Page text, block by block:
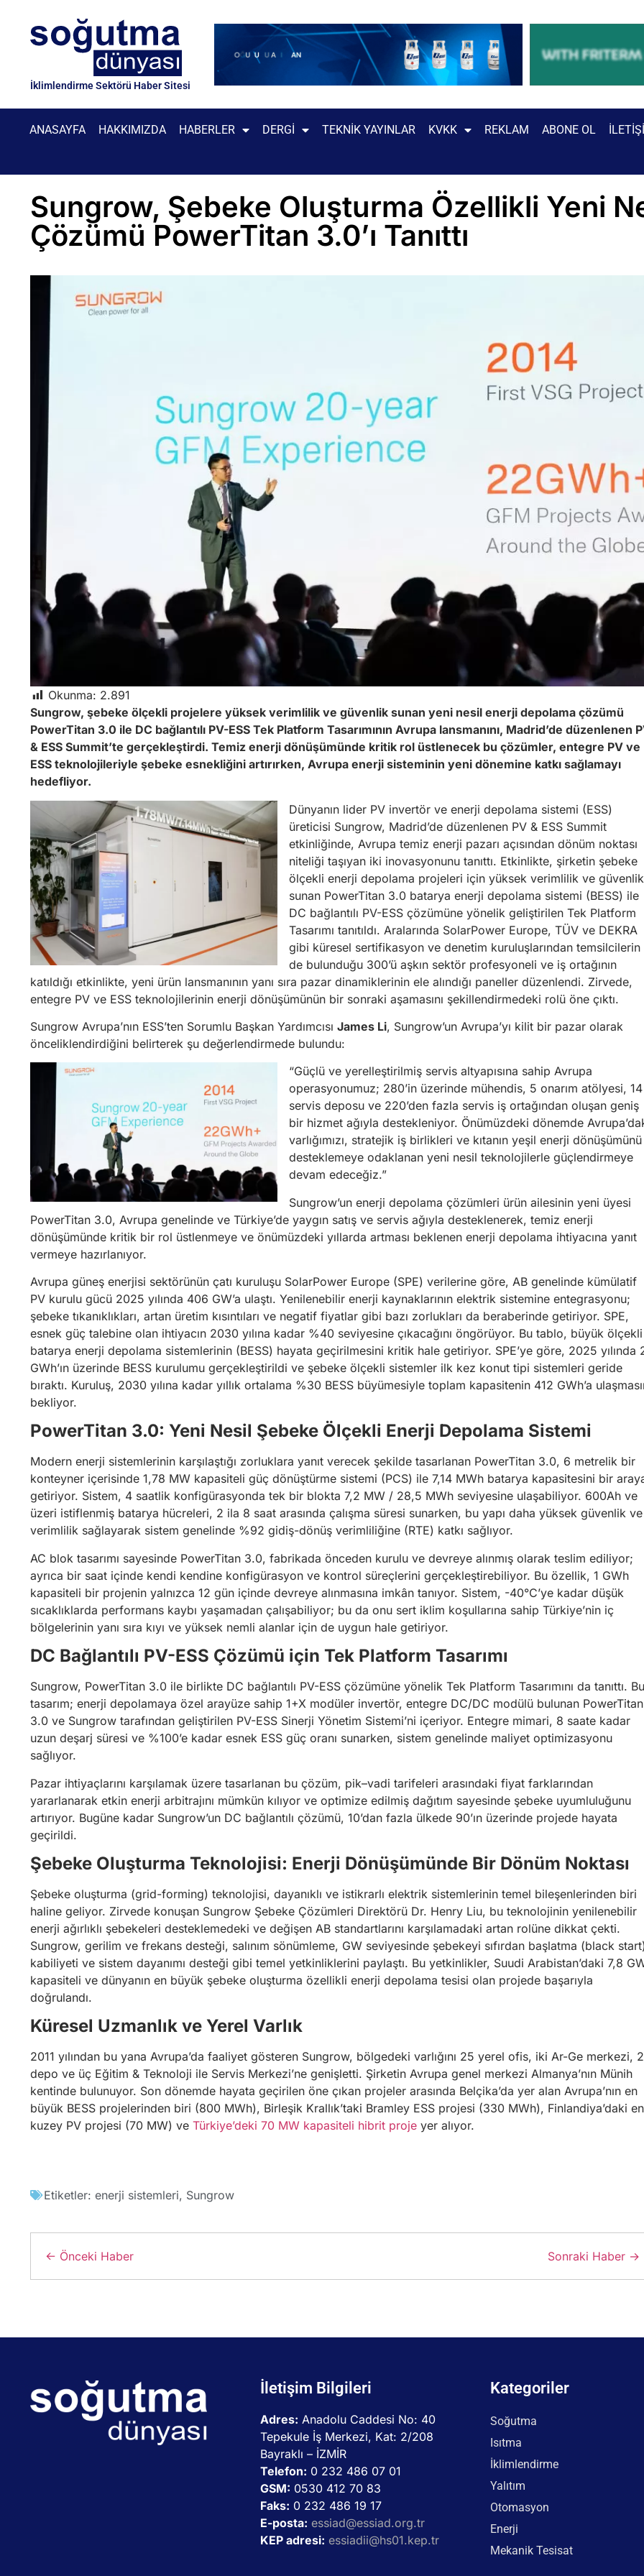
İklimlendirme Sektörü Haber Sitesi
ANASAYFA HAKKIMIZDA HABERLER DERGI TEKNIK YAYINLAR KVKK REKLAM ABONE OL
Sungrow, Şebeke Oluşturma Özellikli Yeni
Çözümü PowerTitan 3.0’ı Tanıttı
Okunma: 2.891
Sungrow, şebeke ölçekli projelere yüksek verimlilik ve güvenlik sunan yeni nesil enerji depolama çözümü
PowerTitan 3.0 ile DC bağlantılı PV-ESS Tek Platform Tasarımının Avrupa lansmanını, Madrid’de düzenlenen
& ESS Summit’te gerçekleştirdi. Temiz enerji dönüşümünde kritik rol üstlenecek bu çözümler, entegre PV ve
ESS teknolojileriyle şebeke esnekliğini artırırken, Avrupa enerji sisteminin yeni dönemine katkı sağlamayı
hedefliyor.
Dünyanın lider PV invertör ve enerji depolama sistemi (ESS)
üreticisi Sungrow, Madrid’de düzenlenen PV & ESS Summit
etkinliğinde, Avrupa temiz enerji pazarı açısından dönüm noktası
niteliği taşıyan iki inovasyonunu tanıttı. Etkinlikte, şirketin şebeke
ölçekli enerji depolama projeleri için yüksek verimlilik ve güvenlik
sunan PowerTitan 3.0 batarya enerji depolama sistemi (BESS) ile
DC bağlantılı PV-ESS çözümüne yönelik geliştirilen Tek Platform
Tasarımı tanıtıldı. Aralarında SolarPower Europe, TÜV ve DEKRA
gibi küresel sertifikasyon ve denetim kuruluşlarından temsilcilerin
de bulunduğu 300’ü aşkın sektör profesyoneli ve iş ortağının
katıldığı etkinlikte, yeni ürün lansmanının yanı sıra pazar dinamiklerinin ele alındığı paneller düzenlendi. Zirvede,
entegre PV ve ESS teknolojilerinin enerji dönüşümünün bir sonraki aşamasını şekillendirmedeki rolü öne çıktı.
Sungrow Avrupa’nın ESS’ten Sorumlu Başkan Yardımcısı James Li, Sungrow’un Avrupa’yı kilit bir pazar olarak
önceliklendirdiğini belirterek şu değerlendirmede bulundu:
“Güçlü ve yerelleştirilmiş servis altyapısına sahip Avrupa
operasyonumuz; 280’in üzerinde mühendis, 5 onarım atölyesi, 14
servis deposu ve 220’den fazla servis iş ortağından oluşan geniş
bir hizmet ağıyla destekleniyor. Önümüzdeki dönemde
varlığımızı, stratejik iş birlikleri ve kıtanın yeşil enerji dönüşümünü
desteklemeye odaklanan yeni nesil teknolojilerle güçlendirmeye
devam edeceğiz.”
Sungrow’un enerji depolama çözümleri ürün ailesinin yeni üyesi
PowerTitan 3.0, Avrupa genelinde ve Türkiye’de yaygın satış ve servis ağıyla desteklenerek, temiz enerji
dönüşümünde kritik bir rol üstlenmeye ve önümüzdeki yıllarda artması beklenen enerji depolama ihtiyacına yanıt
vermeye hazırlanıyor.
Avrupa güneş enerjisi sektörünün çatı kuruluşu SolarPower Europe (SPE) verilerine göre, AB genelinde kümülatif
PV kurulu gücü 2025 yılında 406 GW’a ulaştı. Yenilenebilir enerji kaynaklarının elektrik sistemine entegrasyonu;
şebeke tıkanıklıkları, artan üretim kısıntıları ve negatif fiyatlar gibi bazı zorlukları da beraberinde getiriyor. SPE,
esnek güç talebine olan ihtiyacın 2030 yılına kadar %40 seviyesine çıkacağını öngörüyor. Bu tablo, büyük ölçekli
batarya enerji depolama sistemlerinin (BESS) hayata geçirilmesini kritik hale getiriyor. SPE’ye göre, 2025 yılında
GWh’ın üzerinde BESS kurulumu gerçekleştirildi ve şebeke ölçekli sistemler ilk kez konut tipi sistemleri geride
bıraktı. Kuruluş, 2030 yılına kadar yıllık ortalama %30 BESS büyümesiyle toplam kapasitenin 412 GWh’a
bekliyor.
PowerTitan 3.0: Yeni Nesil Şebeke Ölçekli Enerji Depolama Sistemi
Modern enerji sistemlerinin karşılaştığı zorluklara yanıt verecek şekilde tasarlanan PowerTitan 3.0, 6 metrelik bir
konteyner içerisinde 1,78 MW kapasiteli güç dönüştürme sistemi (PCS) ile 7,14 MWh batarya kapasitesini bir
getiriyor. Sistem, 4 saatlik konfigürasyonda tek bir blokta 7,2 MW / 28,5 MWh seviyesine ulaşabiliyor. 600Ah ve
üzeri istiflenmiş batarya hücreleri, 2 ila 8 saat arasında çalışma süresi sunarken, bu yapı daha yüksek güvenlik ve
verimlilik sağlayarak sistem genelinde %92 gidiş-dönüş verimliliğine (RTE) katkı sağlıyor.
AC blok tasarımı sayesinde PowerTitan 3.0, fabrikada önceden kurulu ve devreye alınmış olarak teslim ediliyor;
ayrıca bir saat içinde kendi kendine konfigürasyon ve kontrol süreçlerini gerçekleştirebiliyor. Bu özellik, 1 GWh
kapasiteli bir projenin yalnızca 12 gün içinde devreye alınmasına imkân tanıyor. Sistem, -40°C’ye kadar düşük
sıcaklıklarda performans kaybı yaşamadan çalışabiliyor; bu da onu sert iklim koşullarına sahip Türkiye’nin iç
bölgelerinin yanı sıra kıyı ve yüksek nemli alanlar için de uygun hale getiriyor.
DC Bağlantılı PV-ESS Çözümü için Tek Platform Tasarımı
Sungrow, PowerTitan 3.0 ile birlikte DC bağlantılı PV-ESS çözümüne yönelik Tek Platform Tasarımını da tanıttı. Bu
tasarım; enerji depolamaya özel arayüze sahip 1+X modüler invertör, entegre DC/DC modülü bulunan PowerTitan
3.0 ve Sungrow tarafından geliştirilen PV-ESS Sinerji Yönetim Sistemi’ni içeriyor. Entegre mimari, 8 saate kadar
uzun deşarj süresi ve %100’e kadar esnek ESS güç oranı sunarken, sistem genelinde maliyet optimizasyonu
sağlıyor.
Pazar ihtiyaçlarını karşılamak üzere tasarlanan bu çözüm, pik–vadi tarifeleri arasındaki fiyat farklarından
yararlanarak etkin enerji arbitrajını mümkün kılıyor ve optimize edilmiş dağıtım sayesinde şebeke uyumluluğunu
artırıyor. Bugüne kadar Sungrow’un DC bağlantılı çözümü, 10’dan fazla ülkede 90’ın üzerinde projede hayata
geçirildi.
Şebeke Oluşturma Teknolojisi: Enerji Dönüşümünde Bir Dönüm Noktası
Şebeke oluşturma (grid-forming) teknolojisi, dayanıklı ve istikrarlı elektrik sistemlerinin temel bileşenlerinden biri
haline geliyor. Zirvede konuşan Sungrow Şebeke Çözümleri Direktörü Dr. Henry Liu, bu teknolojinin yenilenebilir
enerji ağırlıklı şebekeleri desteklemedeki ve değişen AB standartlarını karşılamadaki artan rolüne dikkat çekti.
Sungrow, gerilim ve frekans desteği, salınım sönümleme, GW seviyesinde şebekeyi sıfırdan başlatma (black
kabiliyeti ve sistem dayanımı desteği gibi temel yetkinliklerini paylaştı. Bu yetkinlikler, Suudi Arabistan’daki 7,8
kapasiteli ve dünyanın en büyük şebeke oluşturma özellikli enerji depolama tesisi olan projede başarıyla
doğrulandı.
Küresel Uzmanlık ve Yerel Varlık
2011 yılından bu yana Avrupa’da faaliyet gösteren Sungrow, bölgedeki varlığını 25 yerel ofis, iki Ar-Ge merkezi,
depo ve üç Eğitim & Teknoloji ile Servis Merkezi’ne genişletti. Şirketin Avrupa genel merkezi Almanya’nın Münih
kentinde bulunuyor. Son dönemde hayata geçirilen öne çıkan projeler arasında Belçika’da yer alan Avrupa’nın en
büyük BESS projelerinden biri (800 MWh), Birleşik Krallık’taki Bramley ESS projesi (330 MWh), Finlandiya’daki en
kuzey PV projesi (70 MW) ve Türkiye’deki 70 MW kapasiteli hibrit proje yer alıyor.
Etiketler: enerji sistemleri, Sungrow
← Önceki Haber Sonraki Haber →
İletişim Bilgileri
Adres: Anadolu Caddesi No: 40
Tepekule İş Merkezi, Kat: 2/208
Bayraklı – İZMİR
Telefon: 0 232 486 07 01
GSM: 0530 412 70 83
Faks: 0 232 486 19 17
E-posta: essiad@essiad.org.tr
KEP adresi: essiadii@hs01.kep.tr
Kategoriler
Soğutma
Isıtma
İklimlendirme
Yalıtım
Otomasyon
Enerji
Mekanik Tesisat